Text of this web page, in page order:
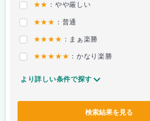
★★ ：やや厳しい
★★★ ：普通
★★★★ ：まぁ楽勝
★★★★★ ：かなり楽勝
より詳しい条件で探す
検索結果を見る